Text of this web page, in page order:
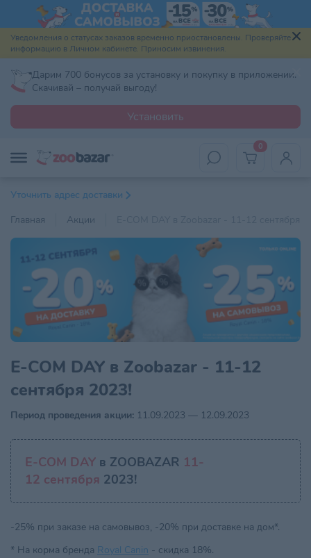
Уведомления о статусах заказов временно приостановлены. Проверяйте
информацию в Личном кабинете. Приносим извинения.
Дарим 700 бонусов за установку и покупку в приложении.
Скачивай – получай выгоду!
Установить
0
Уточнить адрес доставки
Главная
Акции
E-COM DAY в Zoobazar - 11-12
сентября 2023!
Период проведения акции: 11.09.2023 — 12.09.2023
E-COM DAY в ZOOBAZAR 11-
12 сентября 2023!
-25% при заказе на самовывоз, -20% при доставке на дом*.
* На корма бренда Royal Canin - скидка 18%.